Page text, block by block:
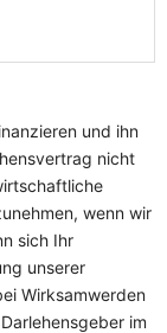
und ihn
nicht
wenn wir
sich Ihr
unserer
Wirksamwerden
im